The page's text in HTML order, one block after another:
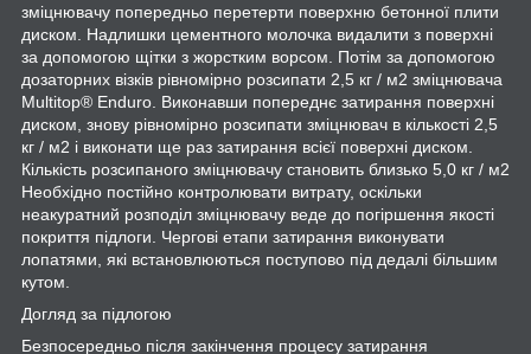
зміцнювачу попередньо перетерти поверхню бетонної плити
диском. Надлишки цементного молочка видалити з поверхні
за допомогою щітки з жорстким ворсом. Потім за допомогою
дозаторних візків рівномірно розсипати 2,5 кг / м2 зміцнювача
Multitop® Enduro. Виконавши попереднє затирання поверхні
диском, знову рівномірно розсипати зміцнювач в кількості 2,5
кг / м2 і виконати ще раз затирання всієї поверхні диском.
Кількість розсипаного зміцнювачу становить близько 5,0 кг / м2
Необхідно постійно контролювати витрату, оскільки
неакуратний розподіл зміцнювачу веде до погіршення якості
покриття підлоги. Чергові етапи затирання виконувати
лопатями, які встановлюються поступово під дедалі більшим
кутом.
Догляд за підлогою
Безпосередньо після закінчення процесу затирання